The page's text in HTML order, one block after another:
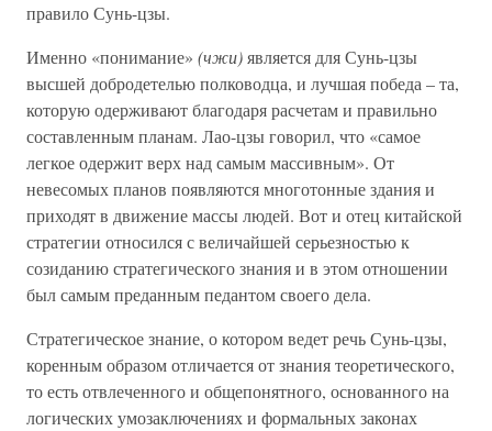
правило Сунь-цзы.
Именно «понимание» (чжи)является для Сунь-цзы
высшей добродетелью полководца, и лучшая победа – та,
которую одерживают благодаря расчетам и правильно
составленным планам. Лао-цзы говорил, что «самое
легкое одержит верх над самым массивным». От
невесомых планов появляются многотонные здания и
приходят в движение массы людей. Вот и отец китайской
стратегии относился с величайшей серьезностью к
созиданию стратегического знания и в этом отношении
был самым преданным педантом своего дела.
Стратегическое знание, о котором ведет речь Сунь-цзы,
коренным образом отличается от знания теоретического,
то есть отвлеченного и общепонятного, основанного на
логических умозаключениях и формальных законах